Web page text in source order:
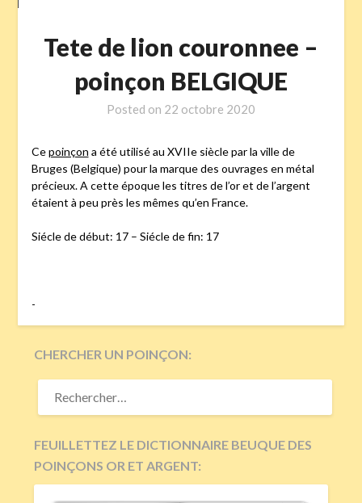
Tete de lion couronnee –
poinçon BELGIQUE
Posted on 22 octobre 2020
Cepoinçon a été utilisé au XVIIe siècle par la ville de
Bruges (Belgique) pour la marque des ouvrages en métal
précieux. A cette époque les titres de l’or et de l’argent
étaient à peu près les mêmes qu’en France.
Siécle de début: 17 – Siécle de fin: 17
-
CHERCHER UN POINÇON:
RECHERCHER :
FEUILLETTEZ LE DICTIONNAIRE BEUQUE DES
POINÇONS OR ET ARGENT: